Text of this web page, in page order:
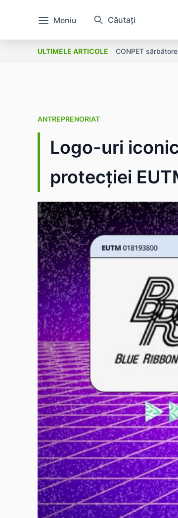
Meniu Căutați
ULTIMELE ARTICOLE CONPET
ANTREPRENORIAT
Logo-uri
protecției